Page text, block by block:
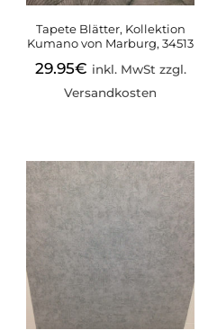
Tapete Blätter, Kollektion
Kumano von Marburg, 34513
29.95€ inkl. MwSt zzgl.
Versandkosten